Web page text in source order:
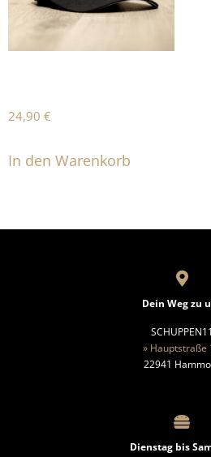
24,90 €
In den Warenkorb
Dein Weg zu
SCHUPPEN11
» Hauptstraße
22941
Dienstag bis